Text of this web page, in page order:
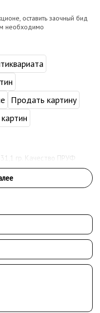
оставить заочный бид
необходимо
Продать картину
гр. Качество ПРУФ